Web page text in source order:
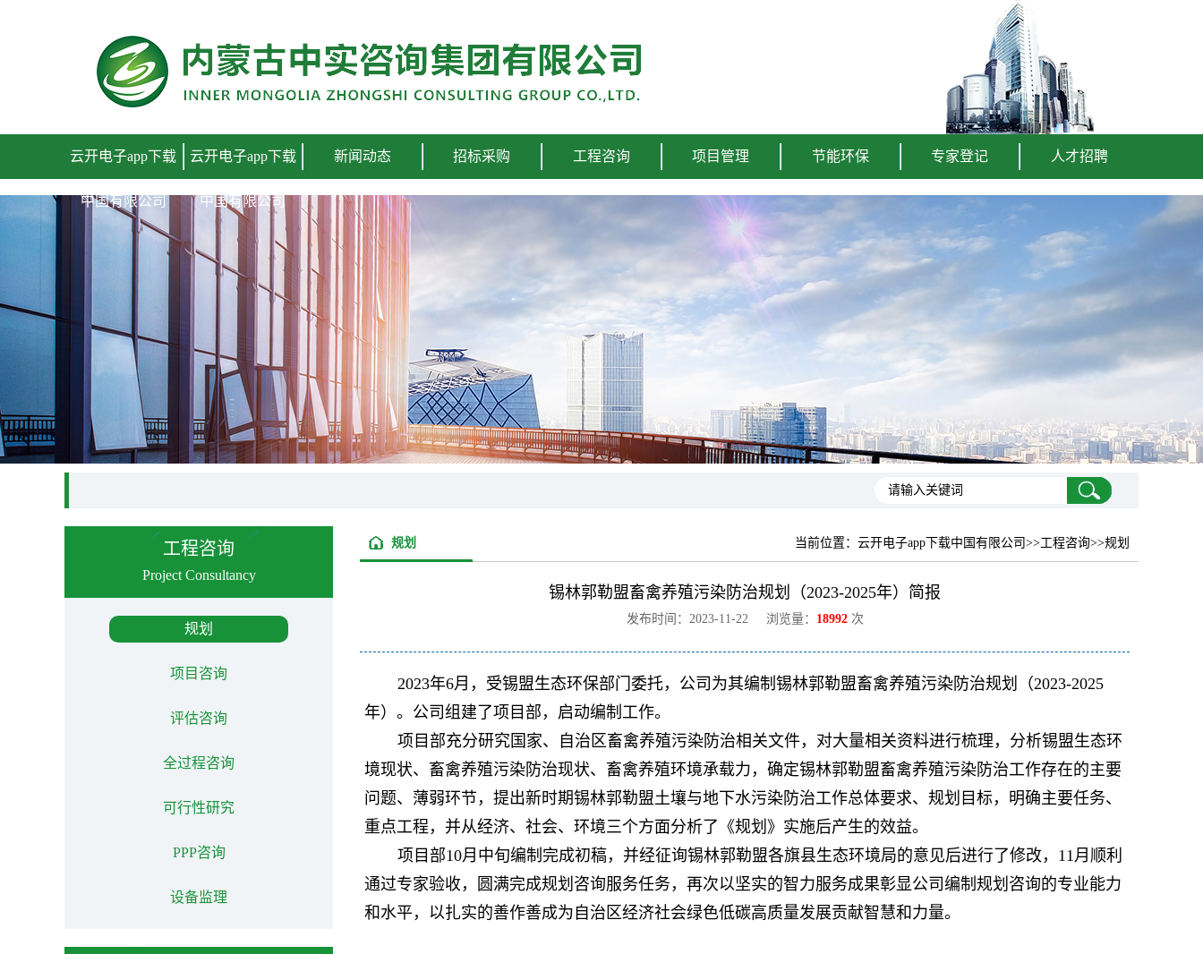
云开电子app下载
中国有限公司
云开电子app下载
中国有限公司
新闻动态 招标采购 工程咨询 项目管理 节能环保 专家登记 人才招聘
工程咨询
Project Consultancy
规划
项目咨询
评估咨询
全过程咨询
可行性研究
PPP咨询
设备监理
当前位置： 云开电子app下载中国有限公司 >>工程咨询>>规划
规划
锡林郭勒盟畜禽养殖污染防治规划（2023-2025年）简报
发布时间：2023-11-22 浏览量： 18992次
2023年6月，受锡盟生态环保部门委托，公司为其编制锡林郭勒盟畜禽养殖污染防治规划（2023-2025
年）。公司组建了项目部，启动编制工作。
项目部充分研究国家、自治区畜禽养殖污染防治相关文件，对大量相关资料进行梳理，分析锡盟生态环
境现状、畜禽养殖污染防治现状、畜禽养殖环境承载力，确定锡林郭勒盟畜禽养殖污染防治工作存在的主要
问题、薄弱环节，提出新时期锡林郭勒盟土壤与地下水污染防治工作总体要求、规划目标，明确主要任务、
重点工程，并从经济、社会、环境三个方面分析了《规划》实施后产生的效益。
项目部10月中旬编制完成初稿，并经征询锡林郭勒盟各旗县生态环境局的意见后进行了修改，11月顺利
通过专家验收，圆满完成规划咨询服务任务，再次以坚实的智力服务成果彰显公司编制规划咨询的专业能力
和水平，以扎实的善作善成为自治区经济社会绿色低碳高质量发展贡献智慧和力量。